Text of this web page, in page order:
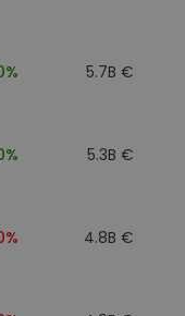
5.7B €
5.3B €
4.8B €